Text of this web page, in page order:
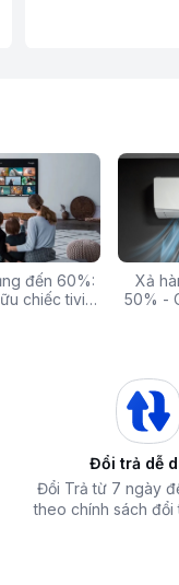
đến 60%:
chiếc tivi
Xả
50% -
32 inch giá rẻ,
và đáng mua
Đổi trả dễ
Đổi Trả từ 7 ngày
theo chính sách đổi